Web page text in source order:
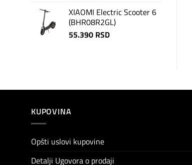
XIAOMI Electric Scooter 6
(BHR08R2GL)
55.390 RSD
KUPOVINA
Opšti uslovi kupovine
Detalji Ugovora o prodaji